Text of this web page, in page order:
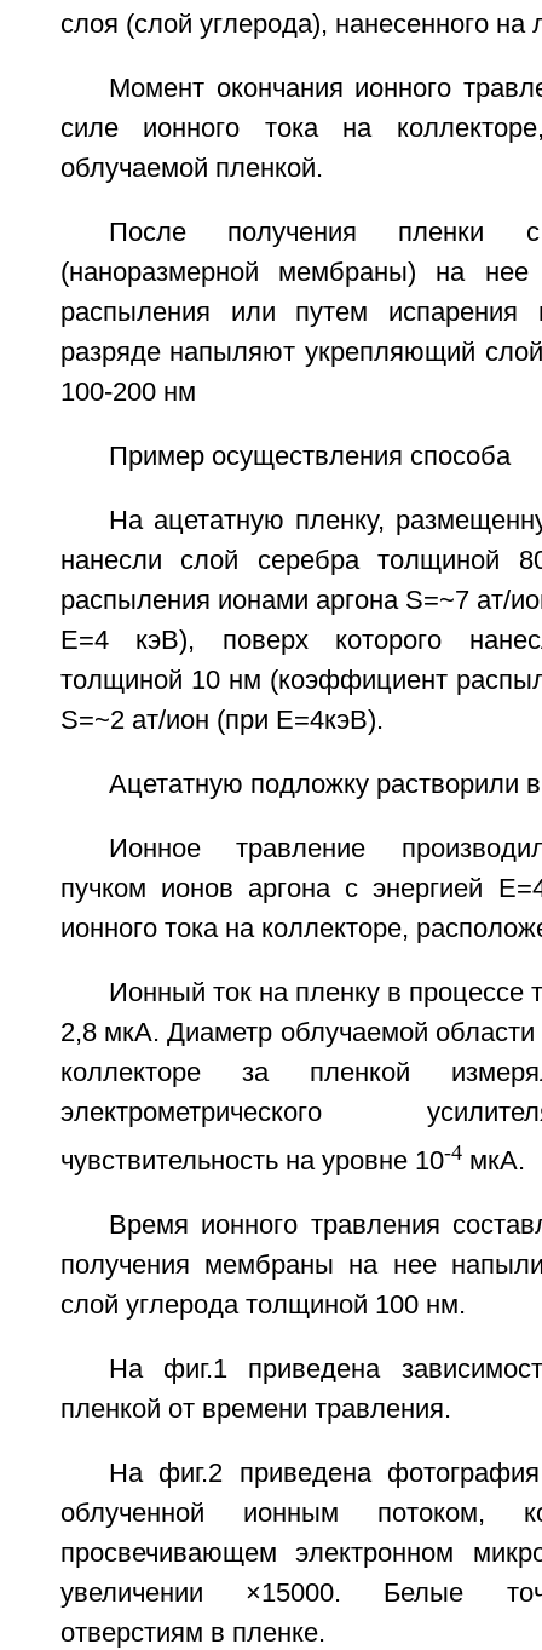
слоя (слой углерода), нанесенного
Момент окончания ионного
силе ионного тока на
облучаемой пленкой.
После получения пленки с
(наноразмерной мембраны) на нее
распыления или путем испарения
разряде напыляют укрепляющий
100-200 нм
Пример осуществления способа
На ацетатную пленку,
нанесли слой серебра толщиной
распыления ионами аргона S=~7 ат/
Е=4 кэВ), поверх которого
толщиной 10 нм (коэффициент
S=~2 ат/ион (при Е=4кэВ).
Ацетатную подложку растворили
Ионное травление
пучком ионов аргона с энергией
ионного тока на коллекторе,
Ионный ток на пленку в процессе
2,8 мкА. Диаметр облучаемой
коллекторе за пленкой
электрометрического
чувствительность на уровне 10-4мкА.
Время ионного травления
получения мембраны на нее
слой углерода толщиной 100 нм.
На фиг.1 приведена
пленкой от времени травления.
На фиг.2 приведена
облученной ионным потоком,
просвечивающем электронном
увеличении ×15000. Белые
отверстиям в пленке.